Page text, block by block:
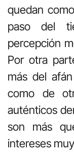
quedan
paso del
percepción
Por otra
más del
como de
auténticos
son más
intereses